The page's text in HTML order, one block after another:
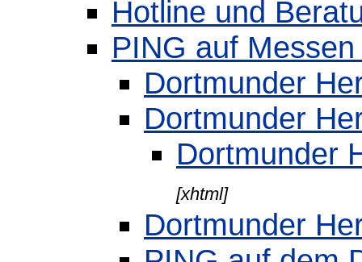
Hotline und
PING auf
Dortmunder
Dortmunder
Dortmunder
[xhtml]
Dortmunder